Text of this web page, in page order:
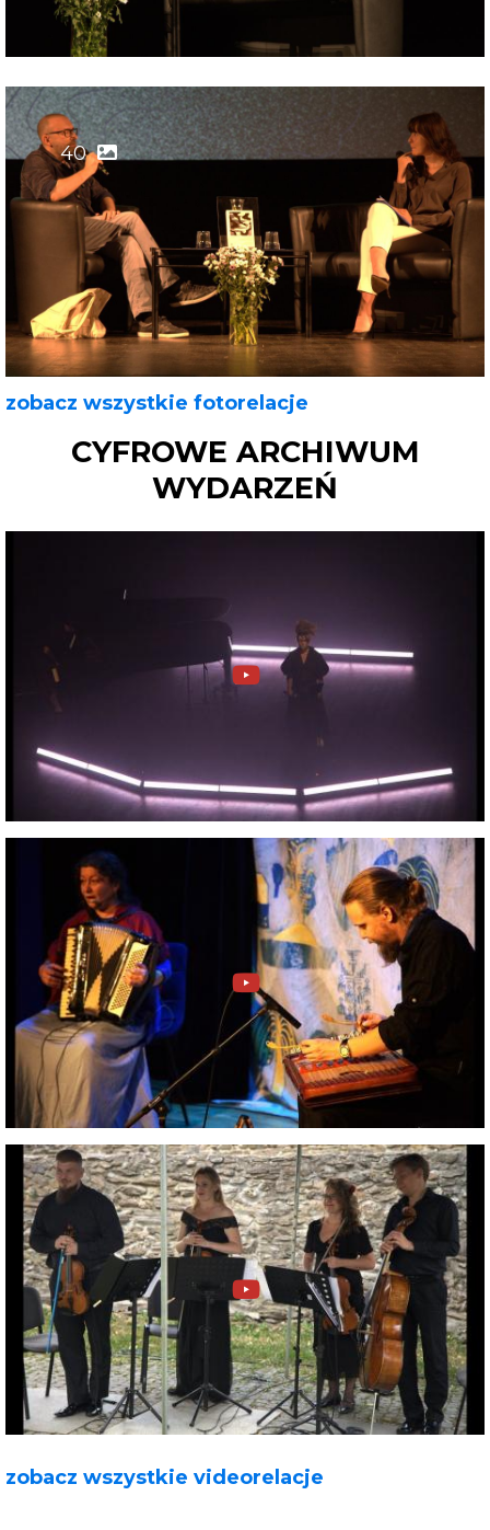
40
zobacz wszystkie fotorelacje
CYFROWE ARCHIWUM
WYDARZEŃ
zobacz wszystkie videorelacje